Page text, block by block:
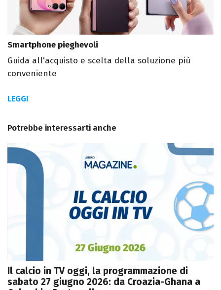
Smartphone pieghevoli
Guida all'acquisto e scelta della soluzione più
conveniente
LEGGI
Potrebbe interessarti anche
Il calcio in TV oggi, la programmazione di
sabato 27 giugno 2026: da Croazia-Ghana a